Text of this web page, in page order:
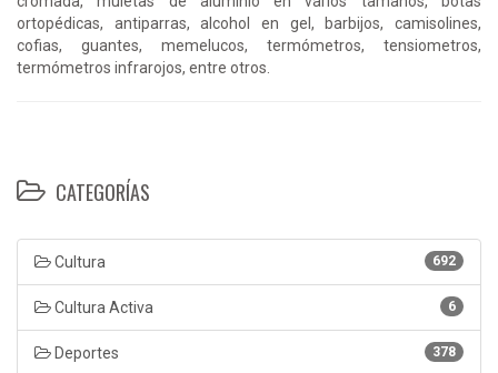
ortopédicas, antiparras, alcohol en gel, barbijos, camisolines,
cofias, guantes, memelucos, termómetros, tensiometros,
termómetros infrarojos, entre otros.
CATEGORÍAS
692
Cultura
6
Cultura Activa
378
Deportes